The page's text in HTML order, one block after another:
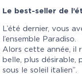
Le best-seller de
L’été dernier, vous
l’ensemble Paradiso.
Alors cette année, il
belle, plus désirable,
sous le soleil italien”.